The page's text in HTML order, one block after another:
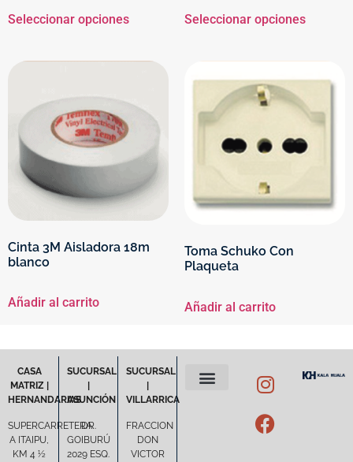
Seleccionar opciones Seleccionar opciones
Cinta 3M Aisladora 18m
blanco
Añadir al carrito
Toma Schuko Con
Plaqueta
Añadir al carrito
CASA
MATRIZ |
HERNANDARIAS
SUPERCARRETERA
A ITAIPU,
KM 4 ½
SUCURSAL
ASUNCIÓN
DR.
GOIBURÚ
2029 ESQ.
SUCURSAL
VILLARRICA
FRACCION
DON
VICTOR